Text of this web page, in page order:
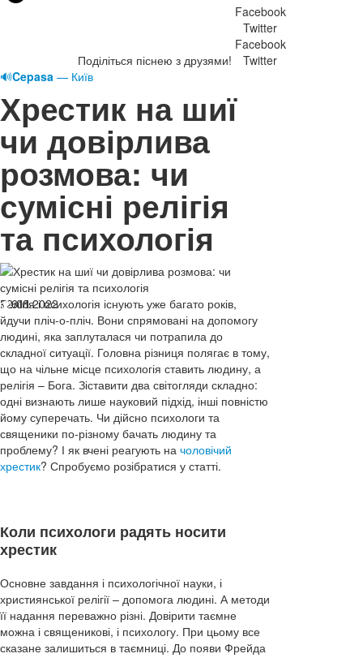
Поділіться піснею з друзями!
Facebook
Twitter
Facebook
Twitter
🔊Cepasa — Київ
Хрестик на шиї
чи довірлива
розмова: чи
сумісні релігія
та психологія
12.08.2022
611
Релігія і психологія існують уже багато років,
йдучи пліч-о-пліч. Вони спрямовані на допомогу
людині, яка заплуталася чи потрапила до
складної ситуації. Головна різниця полягає в тому,
що на чільне місце психологія ставить людину, а
релігія – Бога. Зіставити два світогляди складно:
одні визнають лише науковий підхід, інші повністю
йому суперечать. Чи дійсно психологи та
священики по-різному бачать людину та
проблему? І як вчені реагують на чоловічий
хрестик? Спробуємо розібратися у статті.
Коли психологи радять носити
хрестик
Основне завдання і психологічної науки, і
християнської релігії – допомога людині. А методи
її надання переважно різні. Довірити таємне
можна і священикові, і психологу. При цьому все
сказане залишиться в таємниці. До появи Фрейда